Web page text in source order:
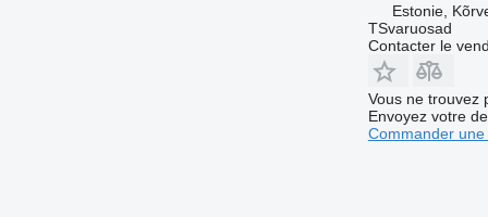
Estonie,
TSvaruosad
Contacter le
Vous ne trouvez
Envoyez votre
Commander